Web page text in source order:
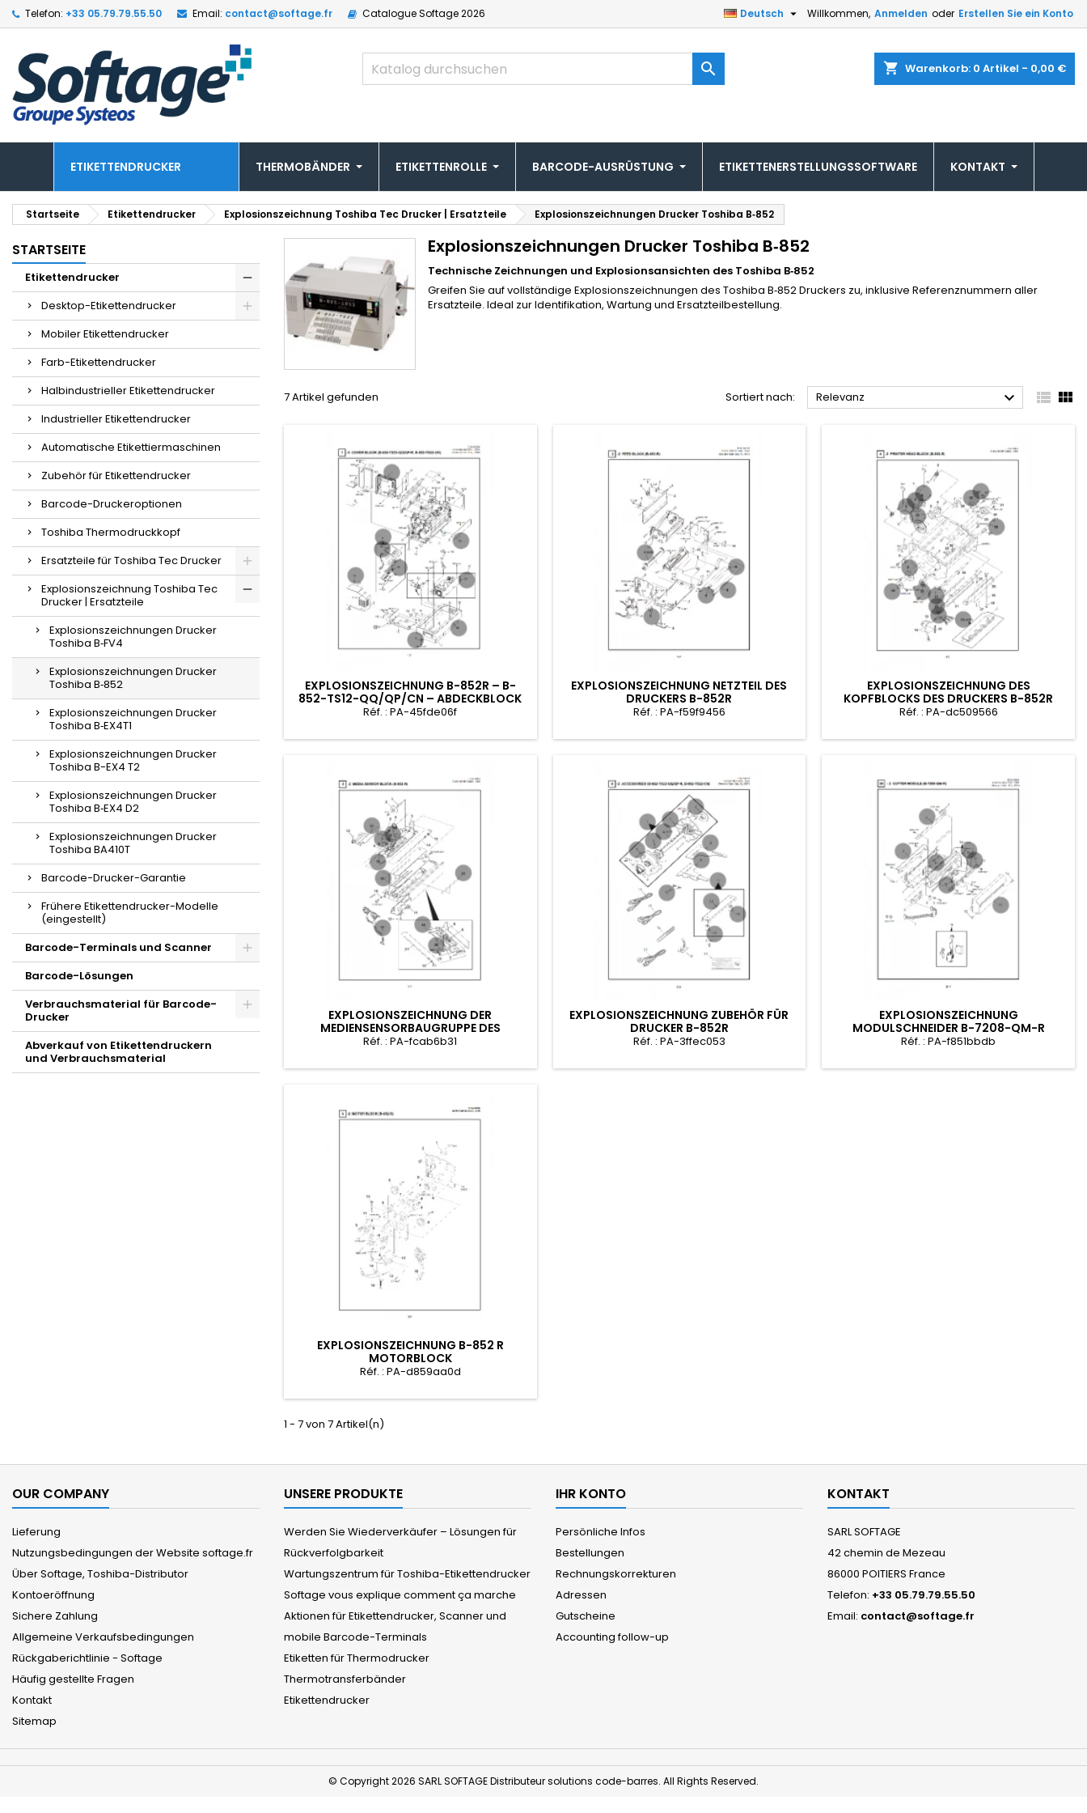
Telefon: +33 05.79.79.55.50 Email: contact@softage.fr CatalogueSoftage 2026 Willkommen, Anmelden oder Erstellen Sie ein Konto
Deutsch 
shopping_cart Warenkorb: 0 Artikel - 0,00 €

ETIKETTENDRUCKER THERMOBÄNDER ETIKETTENROLLE BARCODE-AUSRÜSTUNG ETIKETTENERSTELLUNGSSOFTWARE KONTAKT
Startseite Etikettendrucker Explosionszeichnung Toshiba Tec Drucker | Ersatzteile Explosionszeichnungen Drucker Toshiba B‑852
STARTSEITE
Etikettendrucker
Desktop-Etikettendrucker
Mobiler Etikettendrucker
Farb-Etikettendrucker
Halbindustrieller Etikettendrucker
Industrieller Etikettendrucker
Automatische Etikettiermaschinen
Zubehör für Etikettendrucker
Barcode-Druckeroptionen
Toshiba Thermodruckkopf
Ersatzteile für Toshiba Tec Drucker
Explosionszeichnung Toshiba Tec
Drucker | Ersatzteile
Explosionszeichnungen Drucker
Toshiba B‑FV4
Explosionszeichnungen Drucker
Toshiba B‑852
Explosionszeichnungen Drucker
Toshiba B‑EX4T1
Explosionszeichnungen Drucker
Toshiba B-EX4 T2
Explosionszeichnungen Drucker
Toshiba B‑EX4 D2
Explosionszeichnungen Drucker
Toshiba BA410T
Barcode-Drucker-Garantie
Frühere Etikettendrucker-Modelle
(eingestellt)
Barcode-Terminals und Scanner
Barcode-Lösungen
Verbrauchsmaterial für Barcode-
Drucker
Abverkauf von Etikettendruckern
und Verbrauchsmaterial
Explosionszeichnungen Drucker Toshiba B‑852
Technische Zeichnungen und Explosionsansichten des Toshiba B‑852
Greifen Sie auf vollständige Explosionszeichnungen des Toshiba B‑852 Druckers zu, inklusive Referenznummern aller
Ersatzteile. Ideal zur Identifikation, Wartung und Ersatzteilbestellung.
7 Artikel gefunden Sortiert nach: Relevanz   
EXPLOSIONSZEICHNUNG B-852R – B-
852-TS12-QQ/QP/CN – ABDECKBLOCK
Réf. : PA-45fde06f
EXPLOSIONSZEICHNUNG NETZTEIL DES
DRUCKERS B-852R
Réf. : PA-f59f9456
EXPLOSIONSZEICHNUNG DES
KOPFBLOCKS DES DRUCKERS B-852R
Réf. : PA-dc509566
EXPLOSIONSZEICHNUNG DER
MEDIENSENSORBAUGRUPPE DES
DRUCKERS B-852R
Réf. : PA-fcab6b31
EXPLOSIONSZEICHNUNG ZUBEHÖR FÜR
DRUCKER B-852R
Réf. : PA-3ffec053
EXPLOSIONSZEICHNUNG
MODULSCHNEIDER B-7208-QM-R
Réf. : PA-f851bbdb
EXPLOSIONSZEICHNUNG B-852 R
MOTORBLOCK
Réf. : PA-d859aa0d
1 - 7 von 7 Artikel(n)
OUR COMPANY
Lieferung
Nutzungsbedingungen der Website softage.fr
Über Softage, Toshiba-Distributor
Kontoeröffnung
Sichere Zahlung
Allgemeine Verkaufsbedingungen
Rückgaberichtlinie - Softage
Häufig gestellte Fragen
Kontakt
Sitemap
UNSERE PRODUKTE
Werden Sie Wiederverkäufer – Lösungen für
Rückverfolgbarkeit
Wartungszentrum für Toshiba-Etikettendrucker
Softage vous explique comment ça marche
Aktionen für Etikettendrucker, Scanner und
mobile Barcode-Terminals
Etiketten für Thermodrucker
Thermotransferbänder
Etikettendrucker
IHR KONTO
Persönliche Infos
Bestellungen
Rechnungskorrekturen
Adressen
Gutscheine
Accounting follow-up
KONTAKT
SARL SOFTAGE
42 chemin de Mezeau
86000 POITIERS France
Telefon: +33 05.79.79.55.50
Email: contact@softage.fr
© Copyright 2026 SARL SOFTAGE Distributeur solutions code-barres. All Rights Reserved.